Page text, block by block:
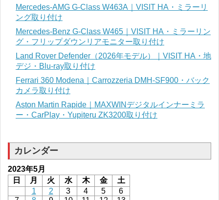
Mercedes-AMG G-Class W463A｜VISIT HA・ミラーリ
ング取り付け
Mercedes-Benz G-Class W465｜VISIT HA・ミラーリン
グ・フリップダウンリアモニター取り付け
Land Rover Defender（2026年モデル）｜VISIT HA・地
デジ・Blu-ray取り付け
Ferrari 360 Modena｜Carrozzeria DMH-SF900・バック
カメラ取り付け
Aston Martin Rapide｜MAXWINデジタルインナーミラ
ー・CarPlay・Yupiteru ZK3200取り付け
カレンダー
2023年5月
日
月 火 水 木 金
土
1
2 3 4 5
6